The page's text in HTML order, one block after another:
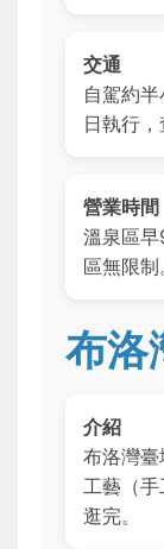
交通
自駕約
日執行，
營業時間
溫泉區
區無限制
布洛
介紹
布洛灣
工藝（
逛完。